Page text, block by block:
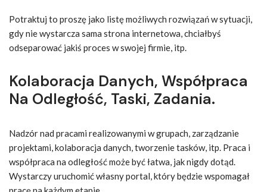
Potraktuj to proszę jako listę możliwych rozwiązań w sytuacji,
gdy nie wystarcza sama strona internetowa, chciałbyś
odseparować jakiś proces w swojej firmie, itp.
Kolaboracja Danych, Współpraca
Na Odległość, Taski, Zadania.
Nadzór nad pracami realizowanymi w grupach, zarządzanie
projektami, kolaboracja danych, tworzenie tasków, itp. Praca i
współpraca na odległość może być łatwa, jak nigdy dotąd.
Wystarczy uruchomić własny portal, który będzie wspomagał